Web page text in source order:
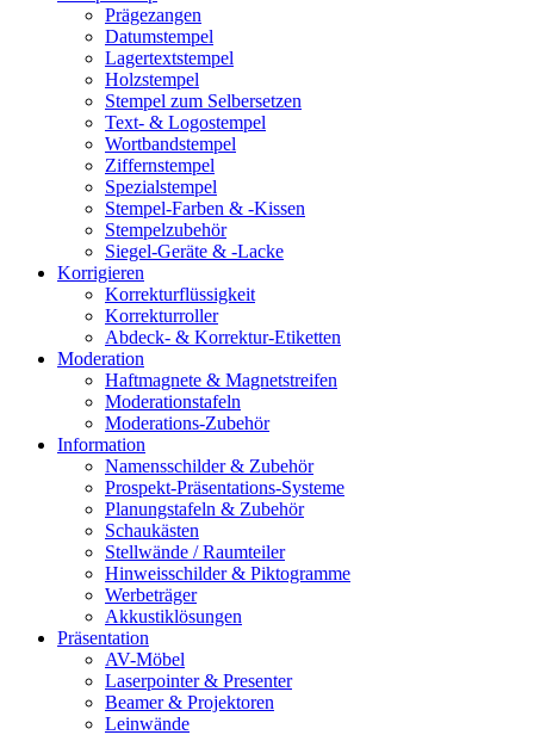
Prägezangen
Datumstempel
Lagertextstempel
Holzstempel
Stempel zum Selbersetzen
Text- & Logostempel
Wortbandstempel
Ziffernstempel
Spezialstempel
Stempel-Farben & -Kissen
Stempelzubehör
Siegel-Geräte & -Lacke
Korrigieren
Korrekturflüssigkeit
Korrekturroller
Abdeck- & Korrektur-Etiketten
Moderation
Haftmagnete & Magnetstreifen
Moderationstafeln
Moderations-Zubehör
Information
Namensschilder & Zubehör
Prospekt-Präsentations-Systeme
Planungstafeln & Zubehör
Schaukästen
Stellwände / Raumteiler
Hinweisschilder & Piktogramme
Werbeträger
Akkustiklösungen
Präsentation
AV-Möbel
Laserpointer & Presenter
Beamer & Projektoren
Leinwände